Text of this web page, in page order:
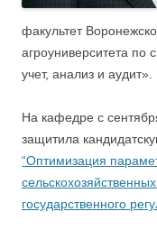
факультет
агроуниверситета по
учет, анализ и аудит».
На кафедре с
защитила
“Оптимизация
государственного